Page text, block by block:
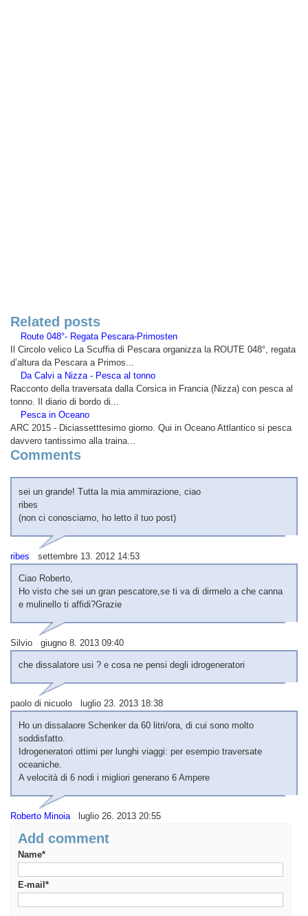
Related posts
Route 048°- Regata Pescara-Primosten
Il Circolo velico La Scuffia di Pescara organizza la ROUTE 048°, regata
d’altura da Pescara a Primos...
Da Calvi a Nizza - Pesca al tonno
Racconto della traversata dalla Corsica in Francia (Nizza) con pesca al
tonno. Il diario di bordo di...
ARC 2015 - Diciassetttesimo giorno. Qui in Oceano Attlantico si pesca
davvero tantissimo alla traina...
Comments
sei un grande! Tutta la mia ammirazione, ciao
ribes
(non ci conosciamo, ho letto il tuo post)
ribes settembre 13. 2012 14:53
Ciao Roberto,
Ho visto che sei un gran pescatore,se ti va di dirmelo a che canna
e mulinello ti affidi?Grazie
Silvio giugno 8. 2013 09:40
che dissalatore usi ? e cosa ne pensi degli idrogeneratori
paolo di nicuolo luglio 23. 2013 18:38
Ho un dissalaore Schenker da 60 litri/ora, di cui sono molto
soddisfatto.
Idrogeneratori ottimi per lunghi viaggi: per esempio traversate
oceaniche.
A velocità di 6 nodi i migliori generano 6 Ampere
Roberto Minoialuglio 26. 2013 20:55
Add comment
Name*
E-mail*